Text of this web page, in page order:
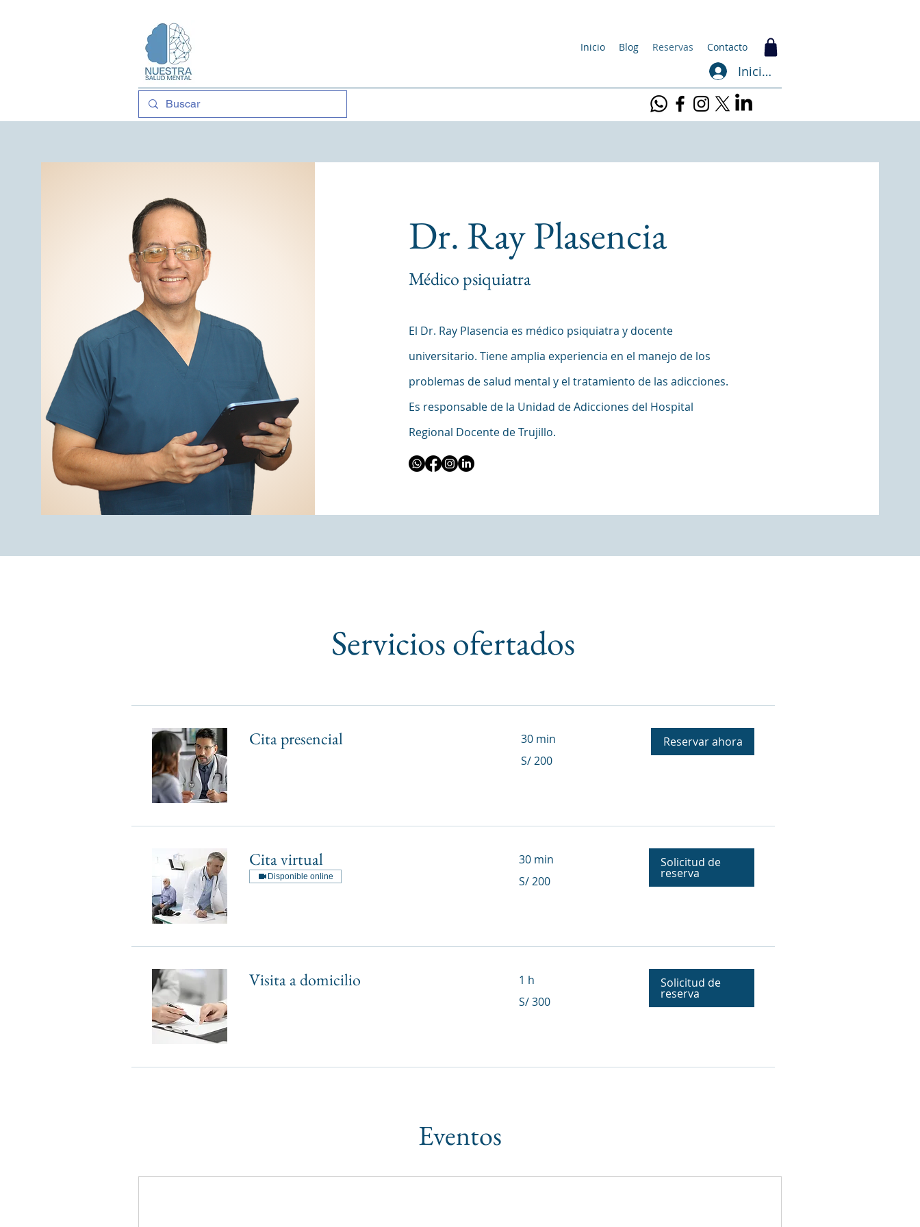
Inicio Blog Reservas Contacto
Iniciar sesión
Dr. Ray Plasencia
Médico psiquiatra
El Dr. Ray Plasencia es médico psiquiatra y docente
universitario. Tiene amplia experiencia en el manejo de los
problemas de salud mental y el tratamiento de las adicciones.
Es responsable de la Unidad de Adicciones del Hospital
Regional Docente de Trujillo.
Servicios ofertados
Cita presencial 30 min
soles
S/ 200
Reservar ahora
Cita virtual
Disponible online
30 min
soles
S/ 200
Solicitud de
reserva
Visita a domicilio 1 h
soles
S/ 300
Solicitud de
reserva
Eventos